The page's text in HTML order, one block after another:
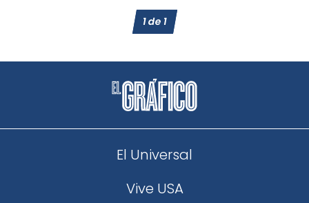
1de1
El Universal
Vive USA